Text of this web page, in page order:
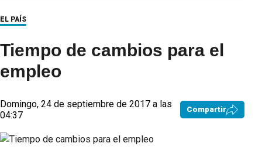
EL PAÍS
Tiempo de cambios para el
empleo
Domingo, 24 de septiembre de 2017 a las
04:37
Compartir